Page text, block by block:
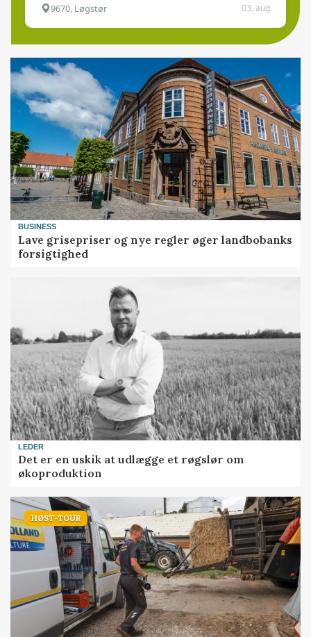
9670, Løgstør 03. aug.
BUSINESS
Lave grisepriser og nye regler øger landbobanks
forsigtighed
LEDER
Det er en uskik at udlægge et røgslør om
økoproduktion
HØST-TOUR